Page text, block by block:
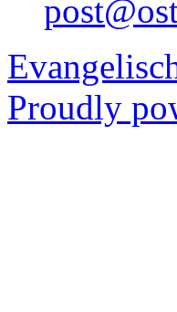
Proudly